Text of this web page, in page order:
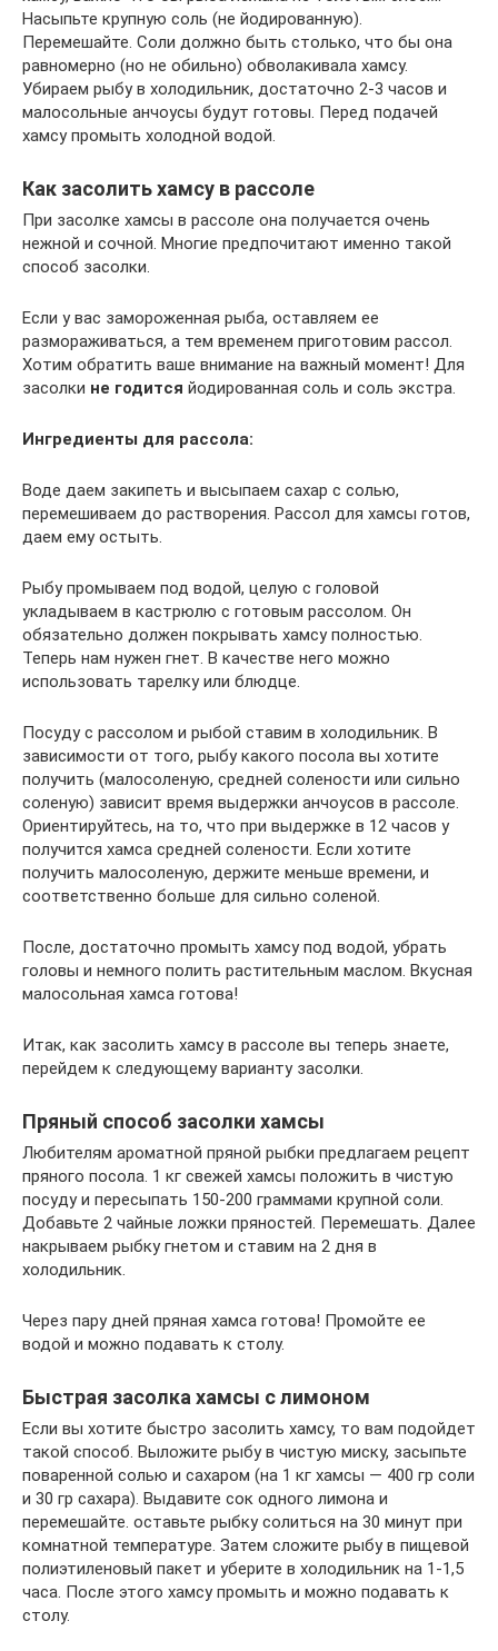
Насыпьте крупную соль (не йодированную).
Перемешайте. Соли должно быть столько, что бы она
равномерно (но не обильно) обволакивала хамсу.
Убираем рыбу в холодильник, достаточно 2-3 часов и
малосольные анчоусы будут готовы. Перед подачей
хамсу промыть холодной водой.
Как засолить хамсу в рассоле
При засолке хамсы в рассоле она получается очень
нежной и сочной. Многие предпочитают именно такой
способ засолки.
Если у вас замороженная рыба, оставляем ее
размораживаться, а тем временем приготовим рассол.
Хотим обратить ваше внимание на важный момент! Для
засолки не годится йодированная соль и соль экстра.
Ингредиенты для рассола:
Воде даем закипеть и высыпаем сахар с солью,
перемешиваем до растворения. Рассол для хамсы готов,
даем ему остыть.
Рыбу промываем под водой, целую с головой
укладываем в кастрюлю с готовым рассолом. Он
обязательно должен покрывать хамсу полностью.
Теперь нам нужен гнет. В качестве него можно
использовать тарелку или блюдце.
Посуду с рассолом и рыбой ставим в холодильник. В
зависимости от того, рыбу какого посола вы хотите
получить (малосоленую, средней солености или сильно
соленую) зависит время выдержки анчоусов в рассоле.
Ориентируйтесь, на то, что при выдержке в 12 часов у
получится хамса средней солености. Если хотите
получить малосоленую, держите меньше времени, и
соответственно больше для сильно соленой.
После, достаточно промыть хамсу под водой, убрать
головы и немного полить растительным маслом. Вкусная
малосольная хамса готова!
Итак, как засолить хамсу в рассоле вы теперь знаете,
перейдем к следующему варианту засолки.
Пряный способ засолки хамсы
Любителям ароматной пряной рыбки предлагаем рецепт
пряного посола. 1 кг свежей хамсы положить в чистую
посуду и пересыпать 150-200 граммами крупной соли.
Добавьте 2 чайные ложки пряностей. Перемешать. Далее
накрываем рыбку гнетом и ставим на 2 дня в
холодильник.
Через пару дней пряная хамса готова! Промойте ее
водой и можно подавать к столу.
Быстрая засолка хамсы с лимоном
Если вы хотите быстро засолить хамсу, то вам подойдет
такой способ. Выложите рыбу в чистую миску, засыпьте
поваренной солью и сахаром (на 1 кг хамсы — 400 гр соли
и 30 гр сахара). Выдавите сок одного лимона и
перемешайте. оставьте рыбку солиться на 30 минут при
комнатной температуре. Затем сложите рыбу в пищевой
полиэтиленовый пакет и уберите в холодильник на 1-1,5
часа. После этого хамсу промыть и можно подавать к
столу.